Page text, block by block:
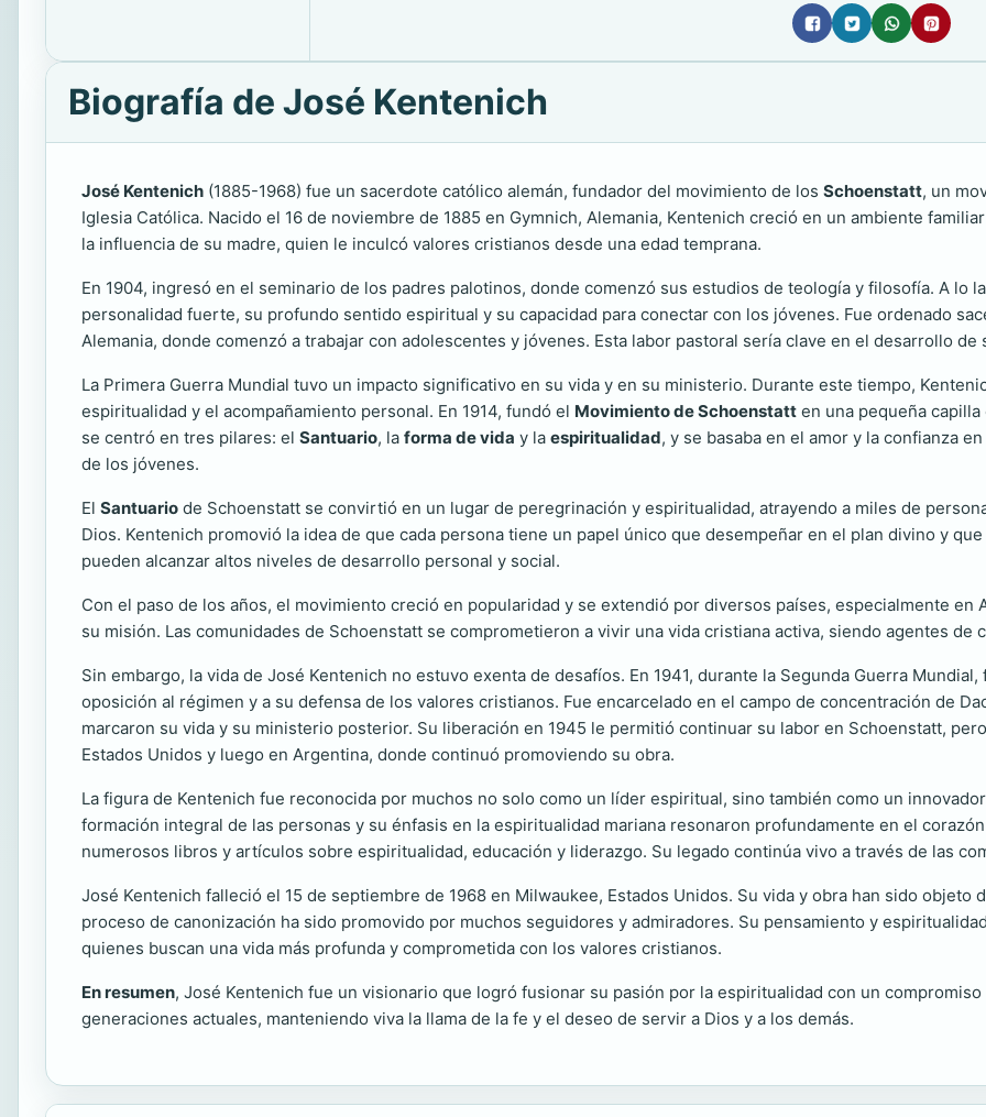
Biografía de José Kentenich
José Kentenich (1885-1968) fue un sacerdote católico alemán, fundador del movimiento de los Schoenstatt, un
Iglesia Católica. Nacido el 16 de noviembre de 1885 en Gymnich, Alemania, Kentenich creció en un ambiente
la influencia de su madre, quien le inculcó valores cristianos desde una edad temprana.
En 1904, ingresó en el seminario de los padres palotinos, donde comenzó sus estudios de teología y filosofía. A lo
personalidad fuerte, su profundo sentido espiritual y su capacidad para conectar con los jóvenes. Fue ordenado
Alemania, donde comenzó a trabajar con adolescentes y jóvenes. Esta labor pastoral sería clave en el desarrollo
La Primera Guerra Mundial tuvo un impacto significativo en su vida y en su ministerio. Durante este tiempo,
espiritualidad y el acompañamiento personal. En 1914, fundó el Movimiento de Schoenstatt en una pequeña
se centró en tres pilares: el Santuario, la forma de vida y la espiritualidad, y se basaba en el amor y la confianza
de los jóvenes.
El Santuario de Schoenstatt se convirtió en un lugar de peregrinación y espiritualidad, atrayendo a miles de
Dios. Kentenich promovió la idea de que cada persona tiene un papel único que desempeñar en el plan divino y
pueden alcanzar altos niveles de desarrollo personal y social.
Con el paso de los años, el movimiento creció en popularidad y se extendió por diversos países, especialmente
su misión. Las comunidades de Schoenstatt se comprometieron a vivir una vida cristiana activa, siendo agentes de
Sin embargo, la vida de José Kentenich no estuvo exenta de desafíos. En 1941, durante la Segunda Guerra
oposición al régimen y a su defensa de los valores cristianos. Fue encarcelado en el campo de concentración de
marcaron su vida y su ministerio posterior. Su liberación en 1945 le permitió continuar su labor en Schoenstatt,
Estados Unidos y luego en Argentina, donde continuó promoviendo su obra.
La figura de Kentenich fue reconocida por muchos no solo como un líder espiritual, sino también como un
formación integral de las personas y su énfasis en la espiritualidad mariana resonaron profundamente en el
numerosos libros y artículos sobre espiritualidad, educación y liderazgo. Su legado continúa vivo a través de las
José Kentenich falleció el 15 de septiembre de 1968 en Milwaukee, Estados Unidos. Su vida y obra han sido
proceso de canonización ha sido promovido por muchos seguidores y admiradores. Su pensamiento y
quienes buscan una vida más profunda y comprometida con los valores cristianos.
En resumen, José Kentenich fue un visionario que logró fusionar su pasión por la espiritualidad con un
generaciones actuales, manteniendo viva la llama de la fe y el deseo de servir a Dios y a los demás.